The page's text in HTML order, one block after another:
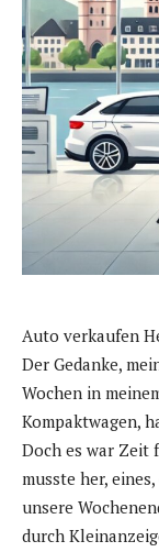
Auto verkaufen
Der Gedanke,
Wochen in
Kompaktwagen,
Doch es war Zeit
musste her,
unsere
durch